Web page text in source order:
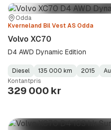
Sted:
Odda
Forhandler:
Kverneland Bil Vest AS Odda
Volvo XC70
D4 AWD Dynamic Edition
Fuel
Type:
Diesel
Kilometerstand :
135 000 km
Model
Year:
2015
Gearbox
Type:
Kontantpris
329 000 kr